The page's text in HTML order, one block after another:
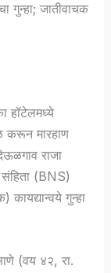
गुन्हा; जातीवाचक
हॉटेलमध्ये
करून मारहाण
राजा
संहिता (BNS)
गुन्हा
(वय ४२, रा.